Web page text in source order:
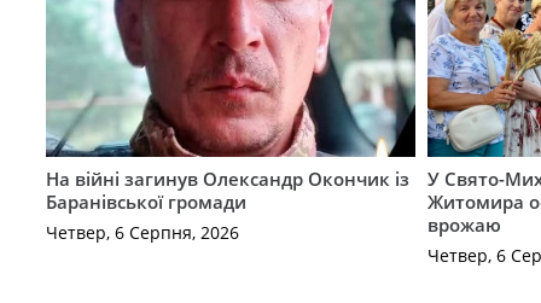
На війні загинув Олександр Окончик із
Баранівської громади
Четвер, 6 Серпня, 2026
У Свято-
Житомира
врожаю
Четвер, 6